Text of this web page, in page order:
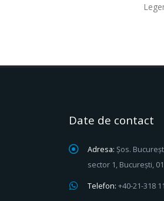
Date de contact
Adresa: Șos.
sector 1, București,
Telefon: +40-21-318